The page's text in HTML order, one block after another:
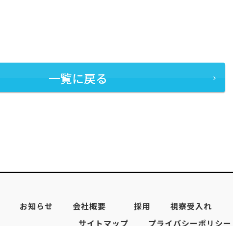
一覧に戻る
お知らせ 会社概要 採用
視察受入れ
サイトマップ
プライバシーポリシー